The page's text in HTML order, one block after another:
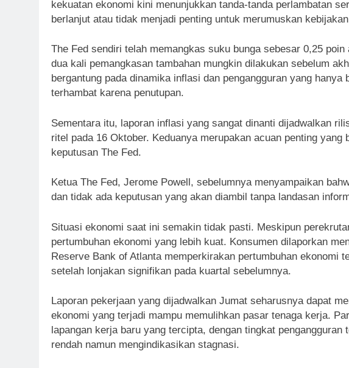
kekuatan ekonomi kini menunjukkan tanda-tanda perlambatan
berlanjut atau tidak menjadi penting untuk merumuskan
The Fed sendiri telah memangkas suku bunga sebesar 0,25
dua kali pemangkasan tambahan mungkin dilakukan sebelum
bergantung pada dinamika inflasi dan pengangguran yang
terhambat karena penutupan.
Sementara itu, laporan inflasi yang sangat dinanti dijadwalkan
ritel pada 16 Oktober. Keduanya merupakan acuan penting yang
keputusan The Fed.
Ketua The Fed, Jerome Powell, sebelumnya menyampaikan
dan tidak ada keputusan yang akan diambil tanpa landasan
Situasi ekonomi saat ini semakin tidak pasti. Meskipun
pertumbuhan ekonomi yang lebih kuat. Konsumen dilaporkan
Reserve Bank of Atlanta memperkirakan pertumbuhan ekonomi
setelah lonjakan signifikan pada kuartal sebelumnya.
Laporan pekerjaan yang dijadwalkan Jumat seharusnya dapat
ekonomi yang terjadi mampu memulihkan pasar tenaga kerja.
lapangan kerja baru yang tercipta, dengan tingkat
rendah namun mengindikasikan stagnasi.